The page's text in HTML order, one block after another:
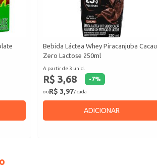
Bebida Láctea Whey Piracanjuba Cacau
Zero Lactose 250ml
A partir de 3 unid.
R$ 3,68 -7%
ouR$ 3,97/ cada
ADICIONAR